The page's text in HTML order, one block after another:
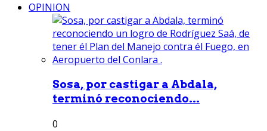
OPINION
Sosa, por castigar a Abdala,
terminó reconociendo...
0